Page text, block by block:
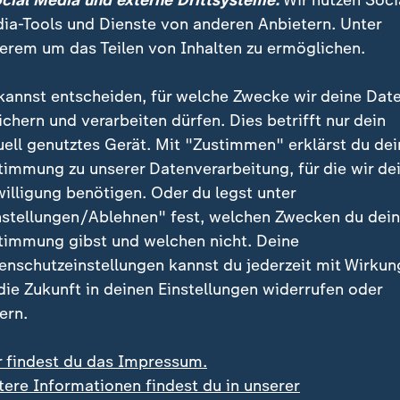
:
zu Drohnen-Vorfall
0:19
Falsche Einstellung
Meta-KI hackt anderes
Unternehmen
Video0:26
Tools und Dienste von anderen Anbietern. Unter
um das Teilen von Inhalten zu ermöglichen.
entscheiden, für welche Zwecke wir deine
und verarbeiten dürfen. Dies betrifft nur dein
genutztes Gerät. Mit "Zustimmen" erklärst du
zu unserer Datenverarbeitung, für die wir
benötigen. Oder du legst unter
Ablehnen" fest, welchen Zwecken du
gibst und welchen nicht. Deine
kannst du jederzeit mit
Zukunft in deinen Einstellungen widerrufen oder
findest du das Impressum.
Informationen findest du in unserer